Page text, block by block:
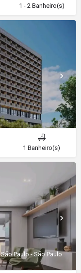
1 - 2 Banheiro(s)
1 Banheiro(s)
Paulo - São Paulo